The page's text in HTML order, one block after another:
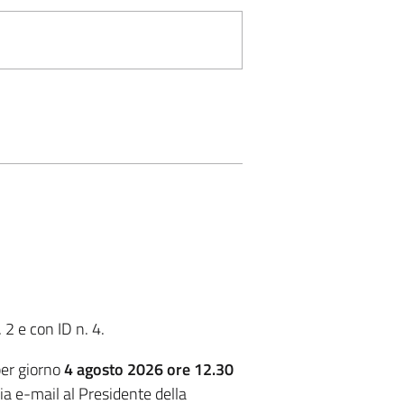
e con ID n. 4.
giorno4 agosto 2026 ore 12.30
e-mail al Presidente della